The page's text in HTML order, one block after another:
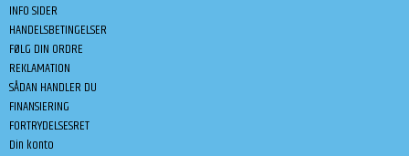
INFO SIDER
HANDELSBETINGELSER
FØLG DIN ORDRE
REKLAMATION
SÅDAN HANDLER DU
FINANSIERING
FORTRYDELSESRET
Din konto